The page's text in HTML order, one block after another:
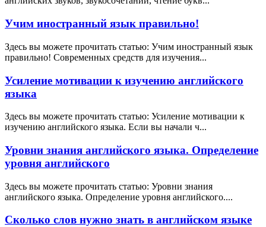
Учим иностранный язык правильно!
Здесь вы можете прочитать статью: Учим иностранный язык
правильно! Современных средств для изучения...
Усиление мотивации к изучению английского
языка
Здесь вы можете прочитать статью: Усиление мотивации к
изучению английского языка. Если вы начали ч...
Уровни знания английского языка. Определение
уровня английского
Здесь вы можете прочитать статью: Уровни знания
английского языка. Определение уровня английского....
Сколько слов нужно знать в английском языке